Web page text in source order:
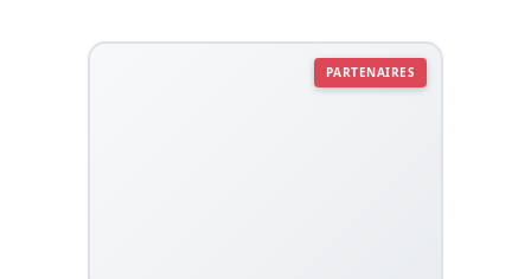
PARTENAIRES